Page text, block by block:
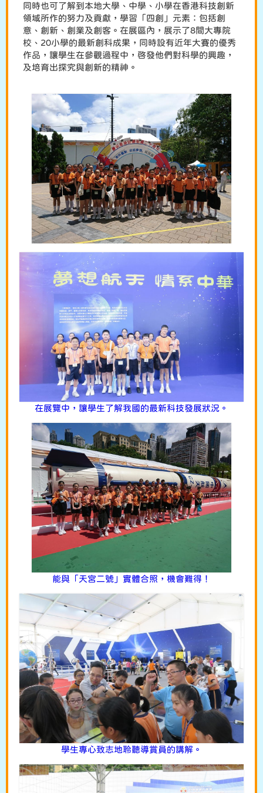
同時也可了解到本地大學、中學、小學在香港科技創新
領域所作的努力及貢獻，學習「四創」元素：包括創
意、創新、創業及創客。在展區內，展示了8間大專院
校、20小學的最新創科成果，同時設有近年大賽的優秀
作品，讓學生在參觀過程中，啓發他們對科學的興趣，
及培育出探究與創新的精神。
在展覽中，讓學生了解我國的最新科技發展狀況。
能與「天宮二號」實體合照，機會難得！
學生專心致志地聆聽導賞員的講解。